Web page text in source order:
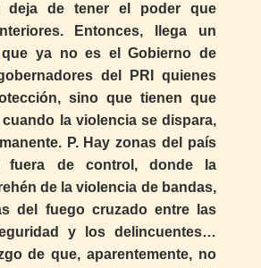
deja de tener el poder que
Entonces, llega un
ya no es el Gobierno de
del PRI quienes
sino que tienen que
la violencia se dispara,
P. Hay zonas del país
fuera de control, donde la
de la violencia de bandas,
del fuego cruzado entre las
y los delincuentes…
de que, aparentemente, no